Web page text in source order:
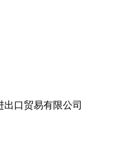
口贸易有限公司